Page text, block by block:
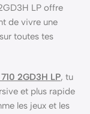
LP offre
de vivre une
toutes tes
2GD3H LP, tu
et plus rapide
les jeux et les